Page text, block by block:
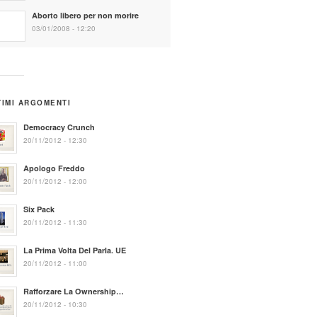
Aborto libero per non morire
03/01/2008 - 12:20
ARGOMENTI
Democracy Crunch
20/11/2012 - 12:30
Apologo Freddo
20/11/2012 - 12:00
Six Pack
20/11/2012 - 11:30
La Prima Volta Del Parla. UE
20/11/2012 - 11:00
Rafforzare La Ownership…
20/11/2012 - 10:30